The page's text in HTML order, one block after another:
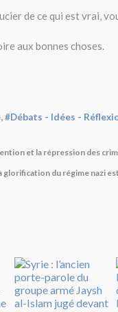
de ce qui est vrai,
aux bonnes choses.
,#Débats - Idées -
et la répression des
glorification du régime nazi